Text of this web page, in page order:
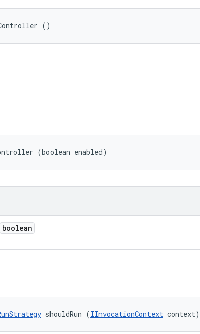
()
(boolean enabled)
boolean
shouldRun (IInvocationContext context)